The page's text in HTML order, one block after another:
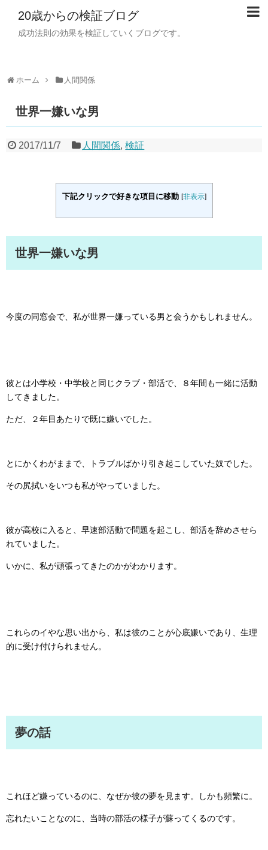
20歳からの検証ブログ
成功法則の効果を検証していくブログです。
ホーム 人間関係
世界一嫌いな男
2017/11/7 人間関係,検証
下記クリックで好きな項目に移動 [非表示]
世界一嫌いな男
今度の同窓会で、私が世界一嫌っている男と会うかもしれません。
彼とは小学校・中学校と同じクラブ・部活で、８年間も一緒に活動
してきました。
ただ、２年目あたりで既に嫌いでした。
とにかくわがままで、トラブルばかり引き起こしていた奴でした。
その尻拭いをいつも私がやっていました。
彼が高校に入ると、早速部活動で問題を起こし、部活を辞めさせら
れていました。
いかに、私が頑張ってきたのかがわかります。
これらのイやな思い出から、私は彼のことが心底嫌いであり、生理
的に受け付けられません。
夢の話
これほど嫌っているのに、なぜか彼の夢を見ます。しかも頻繁に。
忘れたいことなのに、当時の部活の様子が蘇ってくるのです。